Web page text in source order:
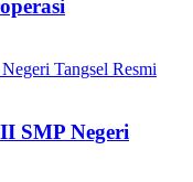
SMP Negeri